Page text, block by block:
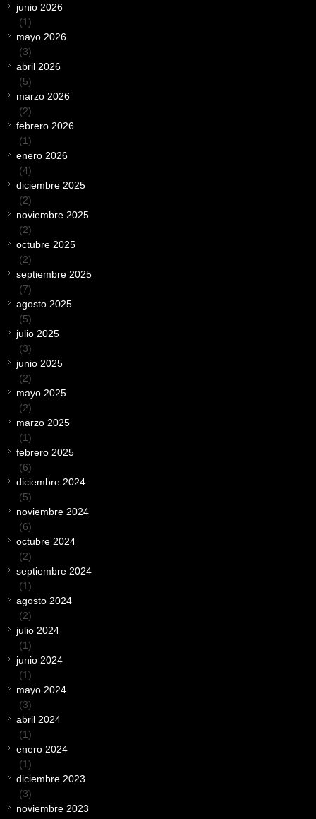
junio 2026
(1)
mayo 2026
(3)
abril 2026
(5)
marzo 2026
(2)
febrero 2026
(1)
enero 2026
(4)
diciembre 2025
(2)
noviembre 2025
(2)
octubre 2025
(2)
septiembre 2025
(7)
agosto 2025
(5)
julio 2025
(3)
junio 2025
(2)
mayo 2025
(2)
marzo 2025
(1)
febrero 2025
(6)
diciembre 2024
(5)
noviembre 2024
(6)
octubre 2024
(2)
septiembre 2024
(1)
agosto 2024
(2)
julio 2024
(1)
junio 2024
(1)
mayo 2024
(3)
abril 2024
(1)
enero 2024
(1)
diciembre 2023
(3)
noviembre 2023